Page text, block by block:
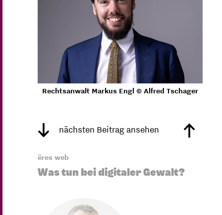
Rechtsanwalt Markus Engl © Alfred Tschager
nächsten Beitrag ansehen
ëres web
Was tun bei digitaler Gewalt?